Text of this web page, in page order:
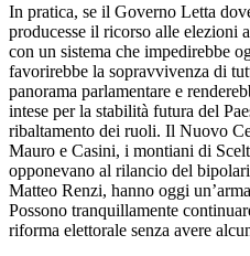
In pratica, se il Governo Letta
producesse il ricorso alle elezioni
con un sistema che impedirebbe
favorirebbe la sopravvivenza di
panorama parlamentare e
intese per la stabilità futura del
ribaltamento dei ruoli. Il Nuovo
Mauro e Casini, i montiani di
opponevano al rilancio del
Matteo Renzi, hanno oggi
Possono tranquillamente
riforma elettorale senza avere